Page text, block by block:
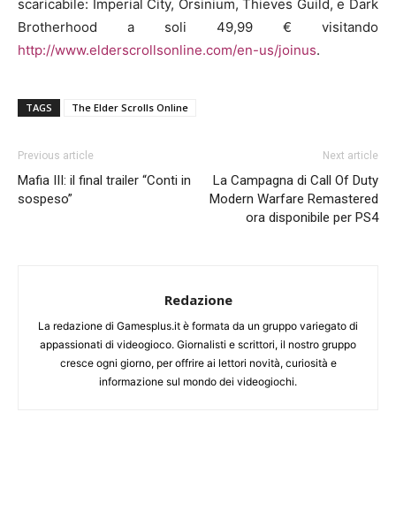
scaricabile: Imperial City, Orsinium, Thieves Guild, e Dark
Brotherhood a soli 49,99 € visitando
http://www.elderscrollsonline.com/en-us/joinus.
TAGS The Elder Scrolls Online
Previous article
Mafia III: il final trailer “Conti in
sospeso”
Next article
La Campagna di Call Of Duty
Modern Warfare Remastered
ora disponibile per PS4
Redazione
La redazione di Gamesplus.it è formata da un gruppo variegato di
appassionati di videogioco. Giornalisti e scrittori, il nostro gruppo
cresce ogni giorno, per offrire ai lettori novità, curiosità e
informazione sul mondo dei videogiochi.